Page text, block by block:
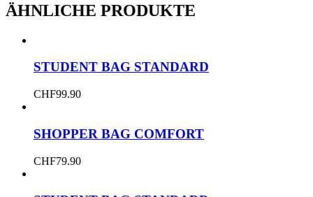
ÄHNLICHE PRODUKTE
STUDENT BAG STANDARD
CHF99.90
SHOPPER BAG COMFORT
CHF79.90